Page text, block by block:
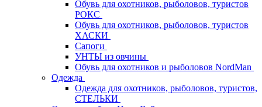
Обувь для охотников, рыболовов, туристов
РОКС
Обувь для охотников, рыболовов, туристов
ХАСКИ
Сапоги
УНТЫ из овчины
Обувь для охотников и рыболовов NordMan
Одежда
Одежда для охотников, рыболовов, туристов,
СТЕЛЬКИ